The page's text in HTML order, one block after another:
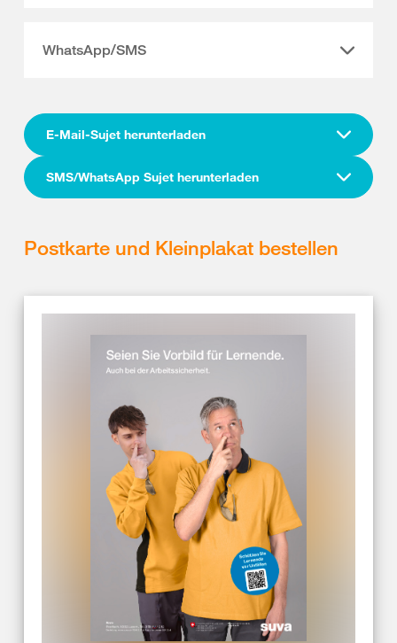
WhatsApp/SMS
E-Mail-Sujet herunterladen
SMS/WhatsApp Sujet herunterladen
Postkarte und Kleinplakat bestellen